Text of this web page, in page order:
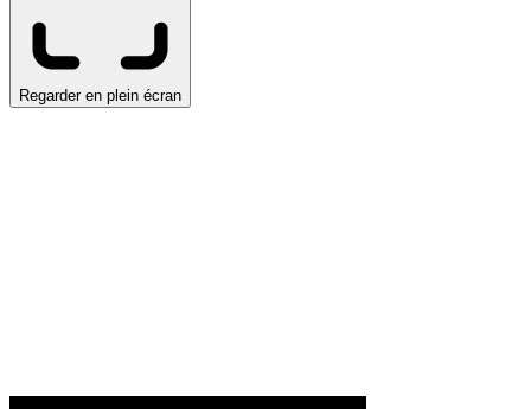
Regarder en plein écran